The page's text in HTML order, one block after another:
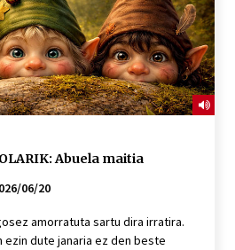
Abuela maitia
06/20
amorratuta sartu dira irratira.
dute janaria ez den beste